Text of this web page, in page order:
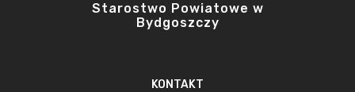
Starostwo Powiatowe w
Bydgoszczy
KONTAKT